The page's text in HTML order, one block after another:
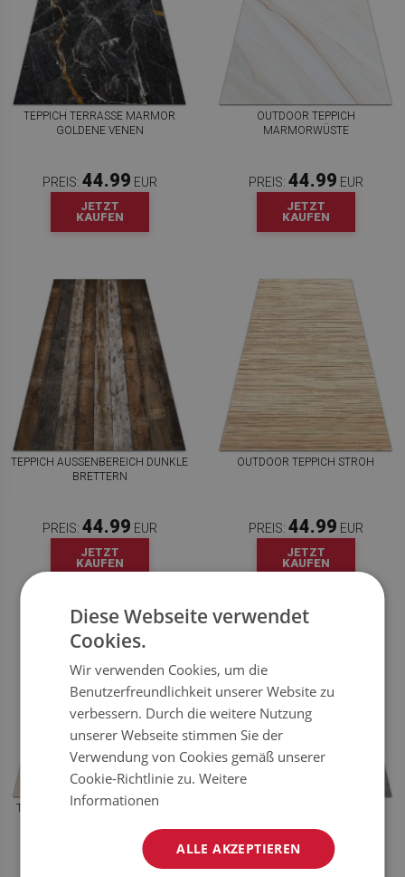
TEPPICH TERRASSE MARMOR
GOLDENE VENEN
PREIS: 44.99 EUR
JETZT
KAUFEN
OUTDOOR TEPPICH
MARMORWÜSTE
PREIS: 44.99 EUR
JETZT
KAUFEN
TEPPICH AUSSENBEREICH DUNKLE B
RETTERN
PREIS: 44.99 EUR
JETZT
KAUFEN
OUTDOOR TEPPICH STROH
PREIS: 44.99 EUR
JETZT
KAUFEN
TEPPICH AUSSENBEREICH HELLE B
44.99
Diese Webseite verwendet
Cookies.
Wir verwenden Cookies, um die
Benutzerfreundlichkeit unserer Website zu
verbessern. Durch die weitere Nutzung
unserer Webseite stimmen Sie der
Verwendung von Cookies gemäß unserer
Cookie-Richtlinie zu.Weitere
Informationen
ALLE AKZEPTIEREN